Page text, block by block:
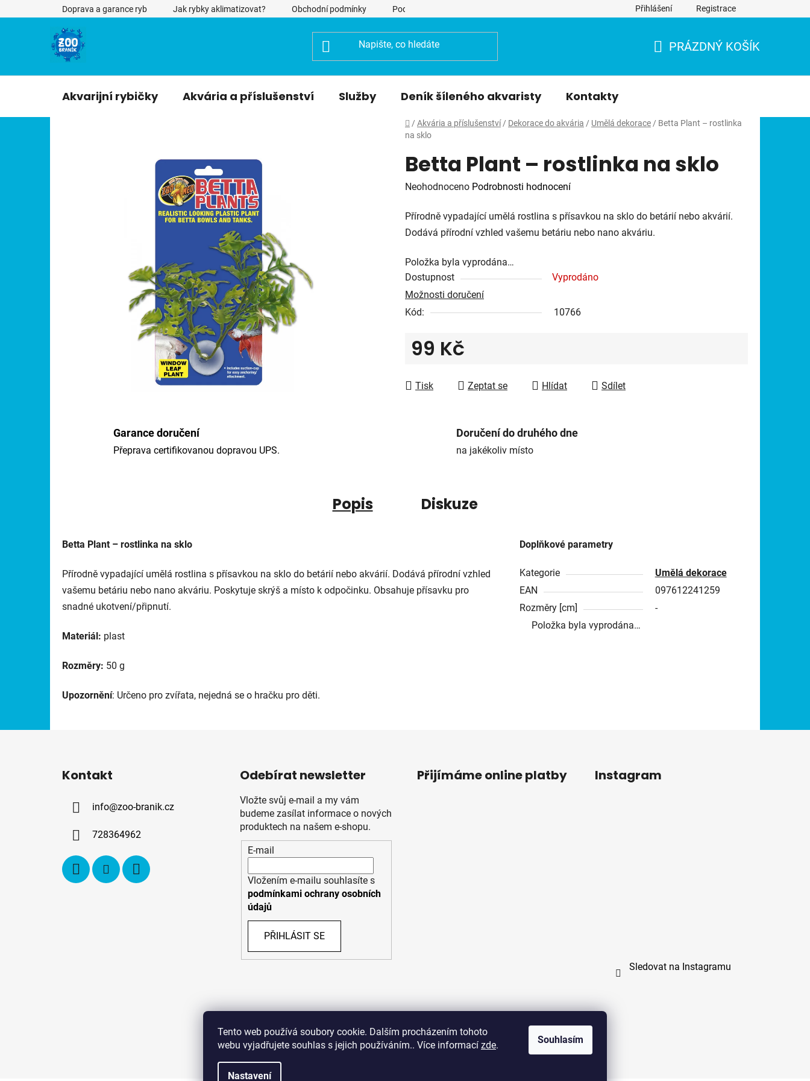
Tento web používá soubory cookie. Dalším procházením tohoto
webu vyjadřujete souhlas s jejich používáním.. Více informací zde.
Nastavení
Souhlasím
na
Doprava a garance ryb Jak rybky aklimatizovat? Obchodní podmínky Podmínky ochrany osobních údajů Přihlášení Registrace
PRÁZDNÝ KOŠÍK
Akvarijní rybičky Akvária a příslušenství Služby Deník šíleného akvaristy Kontakty
Domů
/ Akvária a příslušenství / Dekorace do akvária / Umělá dekorace / Betta Plant – rostlinka
na sklo
Betta Plant – rostlinka na sklo
Průměrné
produktu
je
z
5
hvězdiček.
Neohodnoceno Podrobnosti hodnocení
Přírodně vypadající umělá rostlina s přísavkou na sklo do betárií nebo akvárií.
Dodává přírodní vzhled vašemu betáriu nebo nano akváriu.
Položka byla vyprodána…
Dostupnost
Vyprodáno
Možnosti doručení
Kód:
10766
99 Kč
Tisk
Zeptat se Hlídat Sdílet
Garance doručení
Přeprava certifikovanou dopravou UPS.
Doručení do druhého dne
na jakékoliv místo
Popis Diskuze
Betta Plant – rostlinka na sklo
Přírodně vypadající umělá rostlina s přísavkou na sklo do betárií nebo akvárií. Dodává přírodní vzhled
vašemu betáriu nebo nano akváriu. Poskytuje skrýš a místo k odpočinku. Obsahuje přísavku pro
snadné ukotvení/připnutí.
Materiál: plast
Rozměry: 50 g
Upozornění: Určeno pro zvířata, nejedná se o hračku pro děti.
Doplňkové parametry
Kategorie
Umělá dekorace
EAN
097612241259
Rozměry [cm]
-
Položka byla vyprodána…
Kontakt
info@zoo-branik.cz
728364962
Odebírat newsletter
Vložte svůj e-mail a my vám
budeme zasílat informace o nových
produktech na našem e-shopu.
E-mail
Vložením e-mailu souhlasíte s
podmínkami ochrany osobních
údajů
PŘIHLÁSIT SE
Přijímáme online platby Instagram
Sledovat na Instagramu
PPL UPS
Copyright (c) 2011 - 2026 zoo-branik.cz - Všechna práva vyhrazena